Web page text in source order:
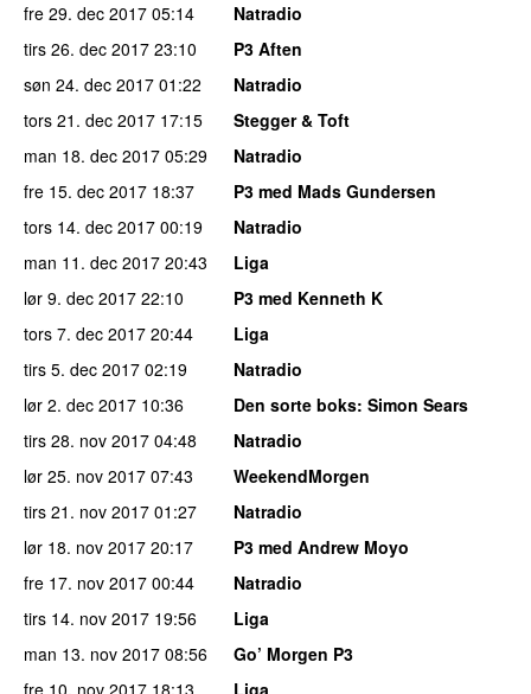
fre 29. dec 2017 05:14
Natradio
tirs 26. dec 2017 23:10
P3 Aften
søn 24. dec 2017 01:22
Natradio
tors 21. dec 2017 17:15
Stegger & Toft
man 18. dec 2017 05:29
Natradio
fre 15. dec 2017 18:37
P3 med Mads Gundersen
tors 14. dec 2017 00:19
Natradio
man 11. dec 2017 20:43
Liga
lør 9. dec 2017 22:10
P3 med Kenneth K
tors 7. dec 2017 20:44
Liga
tirs 5. dec 2017 02:19
Natradio
lør 2. dec 2017 10:36 Den sorte boks: Simon Sears
tirs 28. nov 2017 04:48
Natradio
lør 25. nov 2017 07:43
WeekendMorgen
tirs 21. nov 2017 01:27
Natradio
lør 18. nov 2017 20:17
P3 med Andrew Moyo
fre 17. nov 2017 00:44
Natradio
tirs 14. nov 2017 19:56
Liga
man 13. nov 2017 08:56
Go’ Morgen P3